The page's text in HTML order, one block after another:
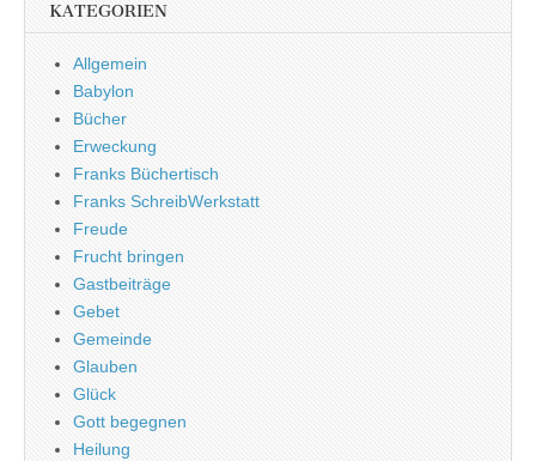
KATEGORIEN
Allgemein
Babylon
Bücher
Erweckung
Franks Büchertisch
Franks SchreibWerkstatt
Freude
Frucht bringen
Gastbeiträge
Gebet
Gemeinde
Glauben
Glück
Gott begegnen
Heilung